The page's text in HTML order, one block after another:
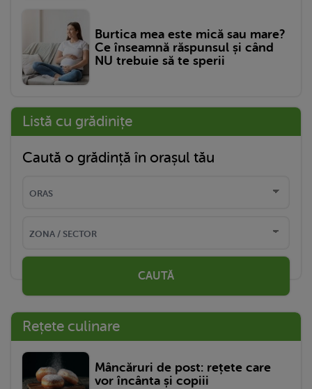
Burtica mea este mică sau mare?
Ce înseamnă răspunsul și când
NU trebuie să te sperii
Listă cu grădinițe
Caută o grădință în orașul tău
CAUTĂ
Rețete culinare
Mâncăruri de post: rețete care
vor încânta și copiii